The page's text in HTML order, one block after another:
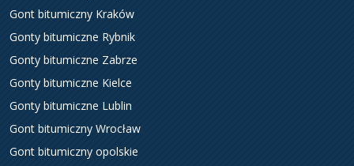
Gont bitumiczny Kraków
Gonty bitumiczne Rybnik
Gonty bitumiczne Zabrze
Gonty bitumiczne Kielce
Gonty bitumiczne Lublin
Gont bitumiczny Wrocław
Gont bitumiczny opolskie